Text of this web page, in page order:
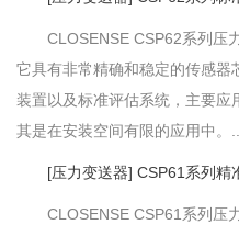
CLOSENSE CSP62系列压
它具有非常精确和稳定的传感器
装置以及标准评估系统，主要
其是在安装空间有限的应用中。
[压力变送器] CSP61系列精
CLOSENSE CSP61系列压